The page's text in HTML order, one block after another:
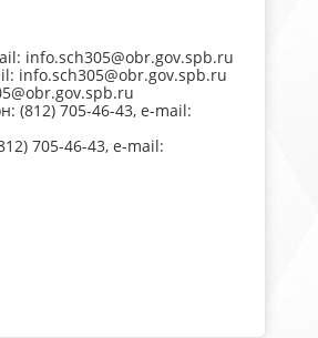
info.sch305@obr.gov.spb.ru
info.sch305@obr.gov.spb.ru
(812) 705-46-43, e-mail:
705-46-43, e-mail: